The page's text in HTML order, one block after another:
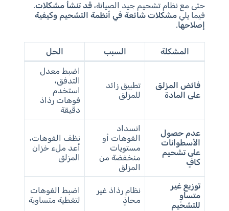
حتى مع نظام تشحيم جيد الصيانة، قد تنشأ مشكلات.
فيما يلي مشكلات شائعة في أنظمة التشحيم وكيفية
إصلاحها.
المشكلة السبب الحل
فائض المزلق
على المادة
تطبيق زائد
للمزلق
اضبط معدل
التدفق،
استخدم
فوهات رذاذ
دقيقة
عدم حصول
الأسطوانات
على تشحيم
كافٍ
انسداد
الفوهات أو
مستويات
منخفضة من
المزلق
نظف الفوهات،
أعد ملء خزان
المزلق
توزيع غير
متساوٍ
للتشحيم
نظام رذاذ غير
محاذٍ
اضبط الفوهات
لتغطية متساوية